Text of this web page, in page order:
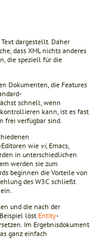
dargestellt. Daher
dass XML nichts anderes
die speziell für die
Dokumenten, die Features
schnell, wenn
kann, ist es fast
frei verfügbar sind.
wie vi, Emacs,
in unterschiedlichen
werden sie zum
beginnen die Vorteile von
des W3C schließt
ein.
und die nach der
löst Entity-
Im Ergebnisdokument
ganz einfach